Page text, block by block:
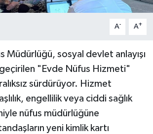
A- A+
Müdürlüğü, sosyal devlet anlayışı
"Evde Nüfus Hizmeti"
sürdürüyor. Hizmet
engellilik veya ciddi sağlık
nüfus müdürlüğüne
yeni kimlik kartı